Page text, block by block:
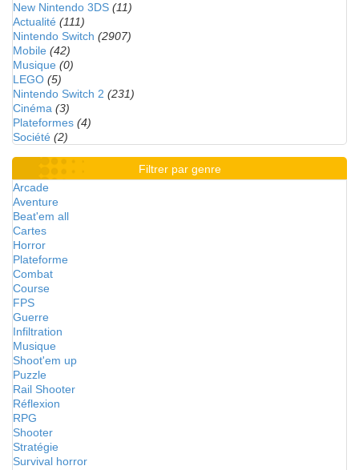
New Nintendo 3DS (11)
Actualité (111)
Nintendo Switch (2907)
Mobile (42)
Musique (0)
LEGO (5)
Nintendo Switch 2 (231)
Cinéma (3)
Plateformes (4)
Société (2)
Filtrer par genre
Arcade
Aventure
Beat'em all
Cartes
Horror
Plateforme
Combat
Course
FPS
Guerre
Infiltration
Musique
Shoot'em up
Puzzle
Rail Shooter
Réflexion
RPG
Shooter
Stratégie
Survival horror